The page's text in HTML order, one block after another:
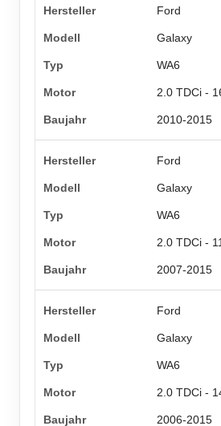
Ford
Galaxy
WA6
2.0 TDCi -
2010-2015
Ford
Galaxy
WA6
2.0 TDCi -
2007-2015
Ford
Galaxy
WA6
2.0 TDCi -
2006-2015